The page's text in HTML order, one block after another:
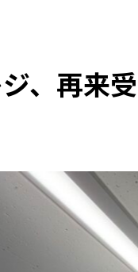
、再来